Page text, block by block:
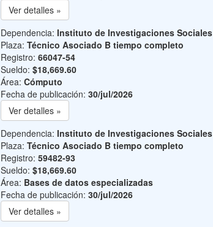
Ver detalles »
Dependencia: Instituto de Investigaciones Sociales
Plaza: Técnico Asociado B tiempo completo
Registro: 66047-54
Sueldo: $18,669.60
Área: Cómputo
Fecha de publicación: 30/jul/2026
Ver detalles »
Dependencia: Instituto de Investigaciones Sociales
Plaza: Técnico Asociado B tiempo completo
Registro: 59482-93
Sueldo: $18,669.60
Área: Bases de datos especializadas
Fecha de publicación: 30/jul/2026
Ver detalles »